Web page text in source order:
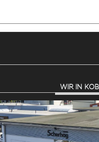
WIR IN